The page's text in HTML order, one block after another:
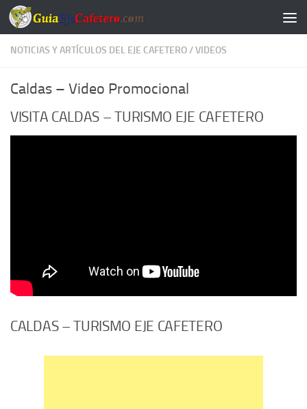
Saltar al contenido
NOTICIAS Y ARTÍCULOS DEL EJE CAFETERO/VIDEOS
Caldas – Video Promocional
VISITA CALDAS – TURISMO EJE CAFETERO
CALDAS – TURISMO EJE CAFETERO